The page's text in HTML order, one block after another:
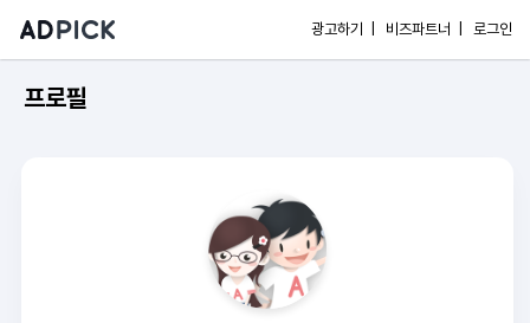
광고하기 | 비즈파트너 | 로그인
프로필